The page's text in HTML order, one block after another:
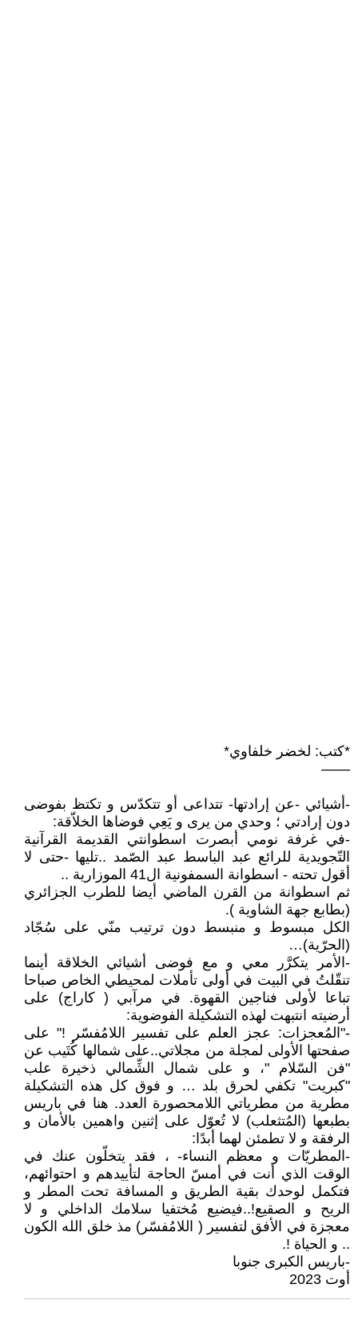
*كتب: لخضر خلفاوي*
——
-أشيائي -عن إرادتها- تتداعى أو تتكدّس و تكتظ بفوضى
دون إرادتي ؛ وحدي من يرى و يَعِي فوضاها الخلاّقة:
-في غرفة نومي أبصرت اسطوانتي القديمة القرآنية
التّجويدية للرائع عبد الباسط عبد الصّمد ..تليها -حتى لا
أقول تحته - اسطوانة السمفونية ال41 الموزارية ..
ثم اسطوانة من القرن الماضي أيضا للطرب الجزائري
(بطابع جهة الشاوية ).
الكل مبسوط و منبسط دون ترتيب منّي على سُجّاد
(الحرّية)…
-الأمر يتكرَّر معي و مع فوضى أشيائي الخلاقة أينما
تنقّلتُ في البيت في أولى تأملات لمحيطي الخاص صباحا
تباعا لأولى فناجين القهوة. في مرآبي ( كاراج) على
أرضيته انتبهت لهذه التشكيلة الفوضوية:
-"المُعجزات: عجز العلم على تفسير اللامُفسّر !" على
صفحتها الأولى لمجلة من مجلاتي..على شمالها كُتَيب عن
"فن السّلام "، و على شمال الشِّمالي ذخيرة علب
"كبريت" تكفي لحرق بلد … و فوق كل هذه التشكيلة
مطرية من مطرياتي اللامحصورة العدد. هنا في باريس
بطبعها (المُتثعلب) لا تُعوّل على إثنين واهمين بالأمان و
الرفقة و لا تطمئن لهما أبدًا:
-المطريّات و معظم النساء- ، فقد يتخلّون عنك في
الوقت الذي أنت في أمسّ الحاجة لتأييدهم و احتوائهم،
فتكمل لوحدك بقية الطريق و المسافة تحت المطر و
الريح و الصقيع!..فيضيع مُختفيا سلامك الداخلي و لا
معجزة في الأفق لتفسير ( اللامُفسّر) مذ خلق الله الكون
.. و الحياة !.
-باريس الكبرى جنوبا
أوت 2023